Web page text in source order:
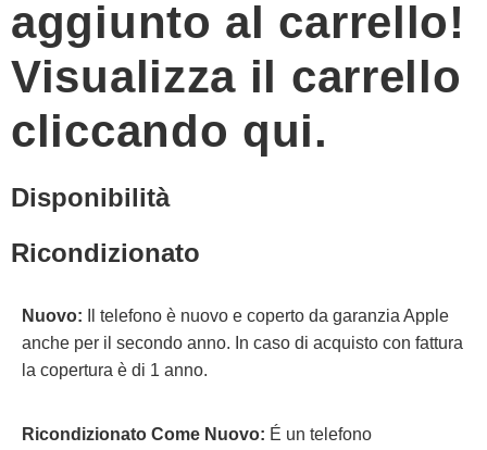
aggiunto al carrello!
Visualizza il carrello
cliccando qui.
Disponibilità
Ricondizionato
Nuovo:
Il telefono è nuovo e coperto da garanzia Apple
anche per il secondo anno. In caso di acquisto con fattura
la copertura è di 1 anno.
Ricondizionato Come Nuovo: É un telefono